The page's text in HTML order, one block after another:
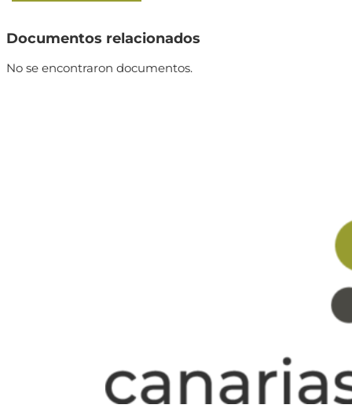
Documentos relacionados
No se encontraron documentos.